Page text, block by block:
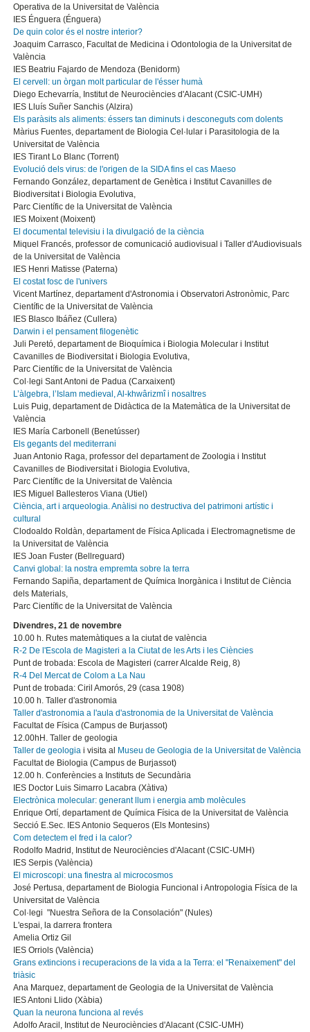
Operativa de la Universitat de València
IES Énguera (Énguera)
De quin color és el nostre interior?
Joaquim Carrasco, Facultat de Medicina i Odontologia de la Universitat de
València
IES Beatriu Fajardo de Mendoza (Benidorm)
El cervell: un òrgan molt particular de l'ésser humà
Diego Echevarría, Institut de Neurociències d'Alacant (CSIC-UMH)
IES Lluís Suñer Sanchis (Alzira)
Els paràsits als aliments: éssers tan diminuts i desconeguts com dolents
Màrius Fuentes, departament de Biologia Cel·lular i Parasitologia de la
Universitat de València
IES Tirant Lo Blanc (Torrent)
Evolució dels virus: de l'origen de la SIDA fins el cas Maeso
Fernando González, departament de Genètica i Institut Cavanilles de
Biodiversitat i Biologia Evolutiva,
Parc Científic de la Universitat de València
IES Moixent (Moixent)
El documental televisiu i la divulgació de la ciència
Miquel Francés, professor de comunicació audiovisual i Taller d'Audiovisuals
de la Universitat de València
IES Henri Matisse (Paterna)
El costat fosc de l'univers
Vicent Martínez, departament d'Astronomia i Observatori Astronòmic, Parc
Científic de la Universitat de València
IES Blasco Ibáñez (Cullera)
Darwin i el pensament filogenètic
Juli Peretó, departament de Bioquímica i Biologia Molecular i Institut
Cavanilles de Biodiversitat i Biologia Evolutiva,
Parc Científic de la Universitat de València
Col·legi Sant Antoni de Padua (Carxaixent)
L’àlgebra, l’Islam medieval, Al-khwârizmî i nosaltres
Luis Puig, departament de Didàctica de la Matemàtica de la Universitat de
València
IES María Carbonell (Benetússer)
Els gegants del mediterrani
Juan Antonio Raga, professor del departament de Zoologia i Institut
Cavanilles de Biodiversitat i Biologia Evolutiva,
Parc Científic de la Universitat de València
IES Miguel Ballesteros Viana (Utiel)
Ciència, art i arqueologia. Anàlisi no destructiva del patrimoni artístic i
cultural
Clodoaldo Roldàn, departament de Física Aplicada i Electromagnetisme de
la Universitat de València
IES Joan Fuster (Bellreguard)
Canvi global: la nostra empremta sobre la terra
Fernando Sapiña, departament de Química Inorgànica i Institut de Ciència
dels Materials,
Parc Científic de la Universitat de València
Divendres, 21 de novembre
10.00 h. Rutes matemàtiques a la ciutat de valència
R-2 De l'Escola de Magisteri a la Ciutat de les Arts i les Ciències
Punt de trobada: Escola de Magisteri (carrer Alcalde Reig, 8)
R-4 Del Mercat de Colom a La Nau
Punt de trobada: Ciril Amorós, 29 (casa 1908)
10.00 h. Taller d'astronomia
Taller d'astronomia a l'aula d'astronomia de la Universitat de València
Facultat de Física (Campus de Burjassot)
12.00hH. Taller de geologia
Taller de geologiai visita al Museu de Geologia de la Universitat de València
Facultat de Biologia (Campus de Burjassot)
12.00 h. Conferències a Instituts de Secundària
IES Doctor Luis Simarro Lacabra (Xàtiva)
Electrònica molecular: generant llum i energia amb molècules
Enrique Ortí, departament de Química Física de la Universitat de València
Secció E.Sec. IES Antonio Sequeros (Els Montesins)
Com detectem el fred i la calor?
Rodolfo Madrid, Institut de Neurociències d'Alacant (CSIC-UMH)
IES Serpis (València)
El microscopi: una finestra al microcosmos
José Pertusa, departament de Biologia Funcional i Antropologia Física de la
Universitat de València
Col·legi "Nuestra Señora de la Consolación" (Nules)
L'espai, la darrera frontera
Amelia Ortiz Gil
IES Orriols (València)
Grans extincions i recuperacions de la vida a la Terra: el "Renaixement" del
triàsic
Ana Marquez, departament de Geologia de la Universitat de València
IES Antoni Llido (Xàbia)
Quan la neurona funciona al revés
Adolfo Aracil, Institut de Neurociències d'Alacant (CSIC-UMH)